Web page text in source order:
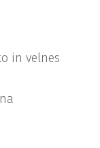
in velnes